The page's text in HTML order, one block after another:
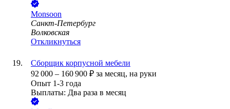
Monsoon
Санкт-Петербург
Волковская
Откликнуться
Сборщик корпусной мебели
92 000 – 160 900 ₽ за месяц, на руки
Опыт 1-3 года
Выплаты: Два раза в месяц